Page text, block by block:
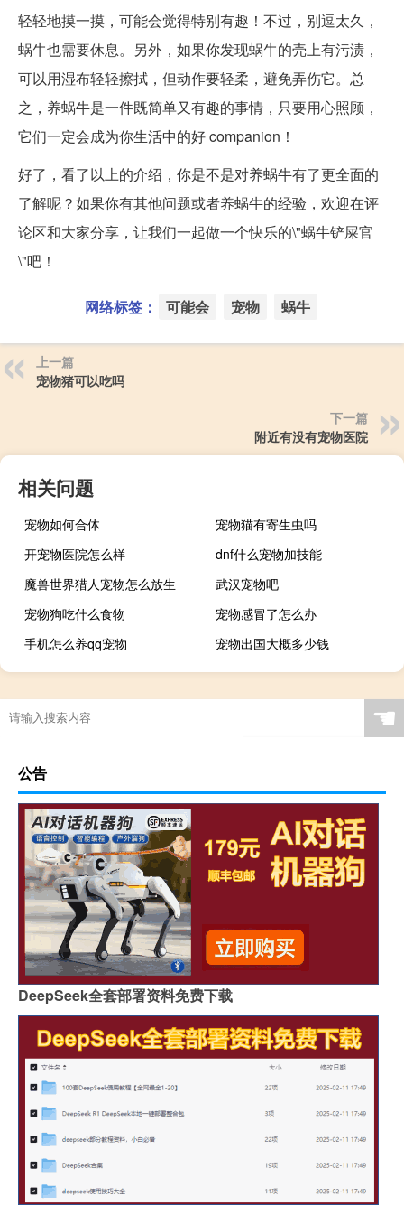
轻轻地摸一摸，可能会觉得特别有趣！不过，别逗太久，
蜗牛也需要休息。另外，如果你发现蜗牛的壳上有污渍，
可以用湿布轻轻擦拭，但动作要轻柔，避免弄伤它。总
之，养蜗牛是一件既简单又有趣的事情，只要用心照顾，
它们一定会成为你生活中的好 companion！
好了，看了以上的介绍，你是不是对养蜗牛有了更全面的
了解呢？如果你有其他问题或者养蜗牛的经验，欢迎在评
论区和大家分享，让我们一起做一个快乐的\"蜗牛铲屎官
\"吧！
网络标签： 可能会 宠物 蜗牛
上一篇
宠物猪可以吃吗
下一篇
附近有没有宠物医院
相关问题
宠物如何合体
宠物猫有寄生虫吗
开宠物医院怎么样
dnf什么宠物加技能
魔兽世界猎人宠物怎么放生
武汉宠物吧
宠物狗吃什么食物
宠物感冒了怎么办
手机怎么养qq宠物
宠物出国大概多少钱
☚
公告
DeepSeek全套部署资料免费下载